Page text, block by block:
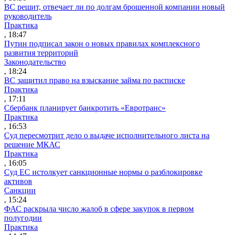
ВС решит, отвечает ли по долгам брошенной компании новый
руководитель
Практика
, 18:47
Путин подписал закон о новых правилах комплексного
развития территорий
Законодательство
, 18:24
ВС защитил право на взыскание займа по расписке
Практика
, 17:11
Сбербанк планирует банкротить «Евротранс»
Практика
, 16:53
Суд пересмотрит дело о выдаче исполнительного листа на
решение МКАС
Практика
, 16:05
Суд ЕС истолкует санкционные нормы о разблокировке
активов
Санкции
, 15:24
ФАС раскрыла число жалоб в сфере закупок в первом
полугодии
Практика